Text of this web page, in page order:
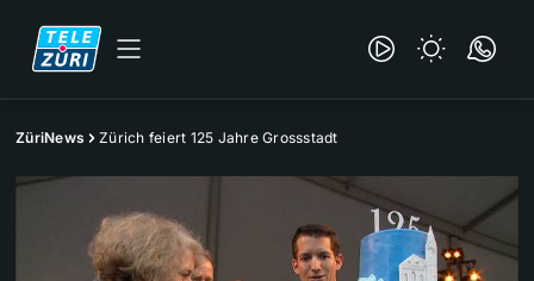
ZüriNews Zürich feiert 125 Jahre Grossstadt